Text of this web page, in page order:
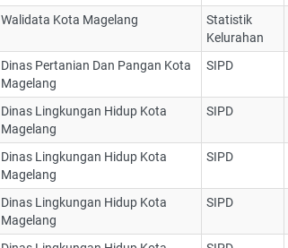
Walidata Kota Magelang
Statistik
Kelurahan
Dinas Pertanian Dan Pangan Kota
Magelang
SIPD
Dinas Lingkungan Hidup Kota
Magelang
SIPD
Dinas Lingkungan Hidup Kota
Magelang
SIPD
Dinas Lingkungan Hidup Kota
Magelang
SIPD